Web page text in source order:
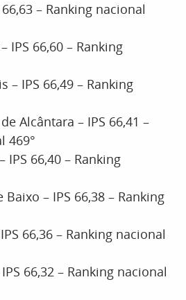
– Ranking nacional
IPS 66,60 – Ranking
– IPS 66,49 – Ranking
Alcântara – IPS 66,41 –
469°
IPS 66,40 – Ranking
Baixo – IPS 66,38 – Ranking
66,36 – Ranking nacional
66,32 – Ranking nacional